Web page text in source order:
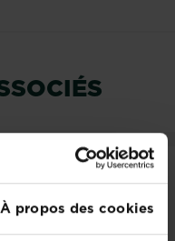
À propos des cookies